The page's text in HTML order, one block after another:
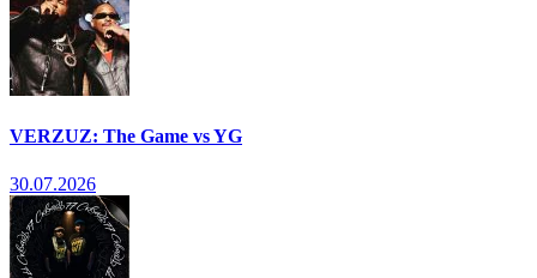
VERZUZ: The Game vs YG
30.07.2026